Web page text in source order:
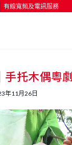
有線寬頻及電訊服務
按輸入鍵開始搜尋
手托木偶粵劇
年11月26日